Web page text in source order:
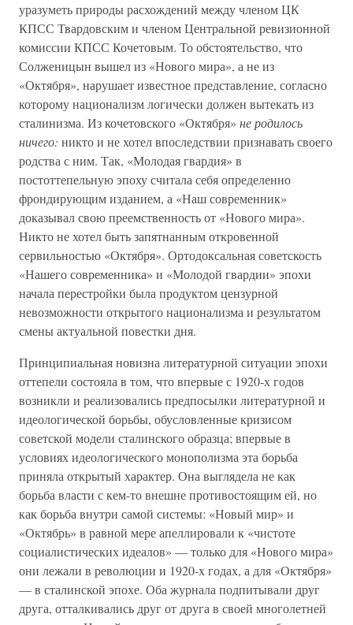
уразуметь природы расхождений между членом ЦК
КПСС Твардовским и членом Центральной ревизионной
комиссии КПСС Кочетовым. То обстоятельство, что
Солженицын вышел из «Нового мира», а не из
«Октября», нарушает известное представление, согласно
которому национализм логически должен вытекать из
сталинизма. Из кочетовского «Октября» не родилось
ничего: никто и не хотел впоследствии признавать своего
родства с ним. Так, «Молодая гвардия» в
постоттепельную эпоху считала себя определенно
фрондирующим изданием, а «Наш современник»
доказывал свою преемственность от «Нового мира».
Никто не хотел быть запятнанным откровенной
сервильностью «Октября». Ортодоксальная советскость
«Нашего современника» и «Молодой гвардии» эпохи
начала перестройки была продуктом цензурной
невозможности открытого национализма и результатом
смены актуальной повестки дня.
Принципиальная новизна литературной ситуации эпохи
оттепели состояла в том, что впервые с 1920-х годов
возникли и реализовались предпосылки литературной и
идеологической борьбы, обусловленные кризисом
советской модели сталинского образца; впервые в
условиях идеологического монополизма эта борьба
приняла открытый характер. Она выглядела не как
борьба власти с кем-то внешне противостоящим ей, но
как борьба внутри самой системы: «Новый мир» и
«Октябрь» в равной мере апеллировали к «чистоте
социалистических идеалов» — только для «Нового мира»
они лежали в революции и 1920-х годах, а для «Октября»
— в сталинской эпохе. Оба журнала подпитывали друг
друга, отталкивались друг от друга в своей многолетней